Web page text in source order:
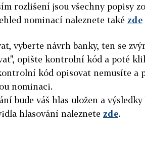
rozlišení jsou všechny popisy
nominací naleznete také zde
vyberte návrh banky, ten se
opište kontrolní kód a poté
kód opisovat nemusíte a
nominaci.
bude váš hlas uložen a
hlasování naleznete zde.